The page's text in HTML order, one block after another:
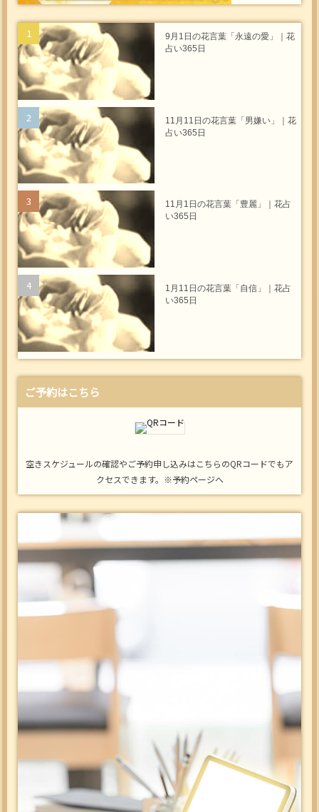
9月1日の花言葉「永遠の愛」｜花
占い365日
11月11日の花言葉「男嫌い」｜花
占い365日
11月1日の花言葉「豊麗」｜花占
い365日
1月11日の花言葉「自信」｜花占
い365日
ご予約はこちら
空きスケジュールの確認やご予約申し込みはこちらのQRコードでもア
クセスできます。※予約ページへ